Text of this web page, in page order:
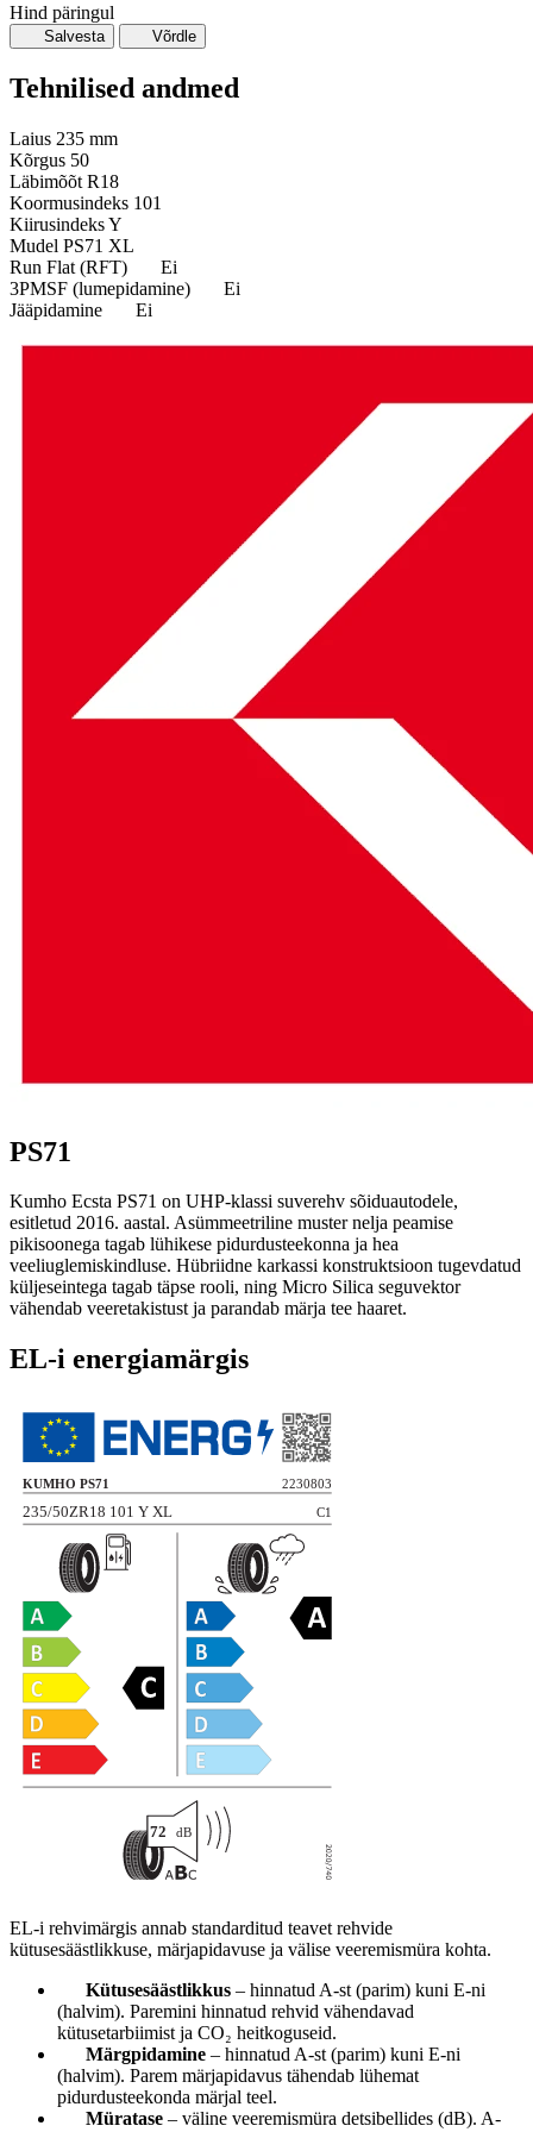
Hind päringul
Salvesta Võrdle
Tehnilised andmed
Laius 235 mm
Kõrgus 50
Läbimõõt R18
Koormusindeks 101
KiirusindeksY
Mudel PS71 XL
Run Flat (RFT)
Ei
3PMSF (lumepidamine)
Ei
Jääpidamine
Ei
PS71
Kumho Ecsta PS71 on UHP-klassi suverehv sõiduautodele,
esitletud 2016. aastal. Asümmeetriline muster nelja peamise
pikisoonega tagab lühikese pidurdusteekonna ja hea
veeliuglemiskindluse. Hübriidne karkassi konstruktsioon tugevdatud
küljeseintega tagab täpse rooli, ning Micro Silica seguvektor
vähendab veeretakistust ja parandab märja tee haaret.
EL-i energiamärgis
EL-i rehvimärgis annab standarditud teavet rehvide
kütusesäästlikkuse, märjapidavuse ja välise veeremismüra kohta.
Kütusesäästlikkus – hinnatud A-st (parim) kuni E-ni
(halvim). Paremini hinnatud rehvid vähendavad
kütusetarbiimist ja CO₂ heitkoguseid.
Märgpidamine – hinnatud A-st (parim) kuni E-ni
(halvim). Parem märjapidavus tähendab lühemat
pidurdusteekonda märjal teel.
Müratase – väline veeremismüra detsibellides (dB). A-